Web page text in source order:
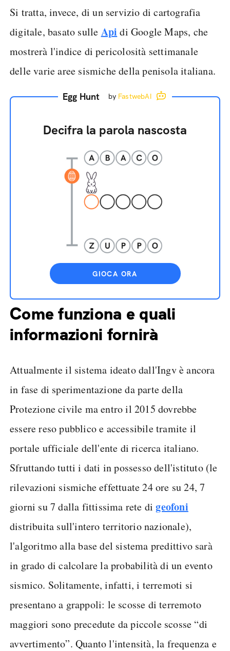
Si tratta, invece, di un servizio di cartografia
digitale, basato sulle Api di Google Maps, che
mostrerà l'indice di pericolosità settimanale
delle varie aree sismiche della penisola italiana.
Egg Hunt by FastwebAI
Decifra la parola nascosta
GIOCA ORA
Come funziona e quali
informazioni fornirà
Attualmente il sistema ideato dall'Ingv è ancora
in fase di sperimentazione da parte della
Protezione civile ma entro il 2015 dovrebbe
essere reso pubblico e accessibile tramite il
portale ufficiale dell'ente di ricerca italiano.
Sfruttando tutti i dati in possesso dell'istituto (le
rilevazioni sismiche effettuate 24 ore su 24, 7
giorni su 7 dalla fittissima rete digeofoni
distribuita sull'intero territorio nazionale),
l'algoritmo alla base del sistema predittivo sarà
in grado di calcolare la probabilità di un evento
sismico. Solitamente, infatti, i terremoti si
presentano a grappoli: le scosse di terremoto
maggiori sono precedute da piccole scosse “di
avvertimento”. Quanto l'intensità, la frequenza e